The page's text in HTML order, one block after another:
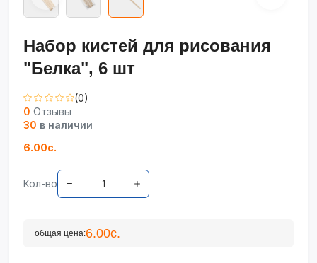
Набор кистей для рисования
"Белка", 6 шт
(0)
0 Отзывы
30 в наличии
6.00с.
Кол-во
общая цена:6.00с.